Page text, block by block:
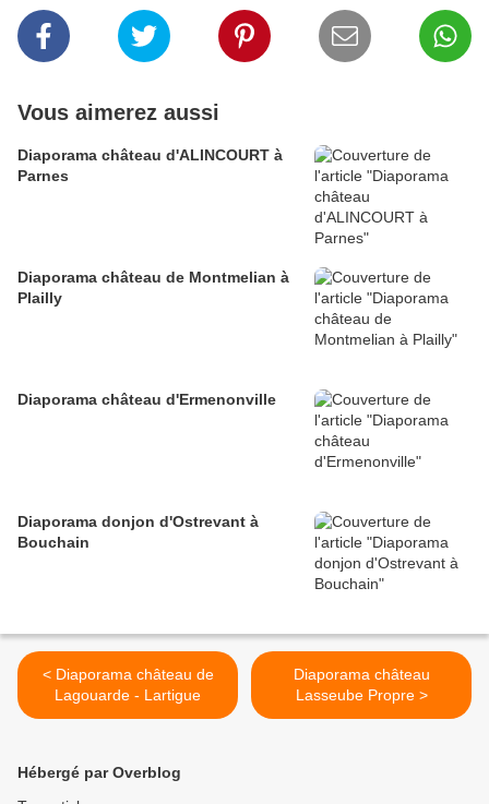
Vous aimerez aussi
Diaporama château d'ALINCOURT à
Parnes
Diaporama château de Montmelian à
Plailly
Diaporama château d'Ermenonville
Diaporama donjon d'Ostrevant à
Bouchain
< Diaporama château de
Lagouarde - Lartigue
Diaporama château
Lasseube Propre >
Hébergé par Overblog